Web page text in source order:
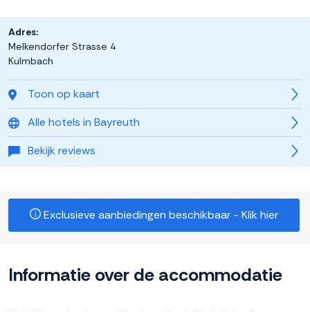
Toon op kaart
Alle hotels in Bayreuth
Bekijk reviews
Adres:
Melkendorfer Strasse 4
Kulmbach
Exclusieve aanbiedingen beschikbaar - Klik hier
Informatie over de accommodatie